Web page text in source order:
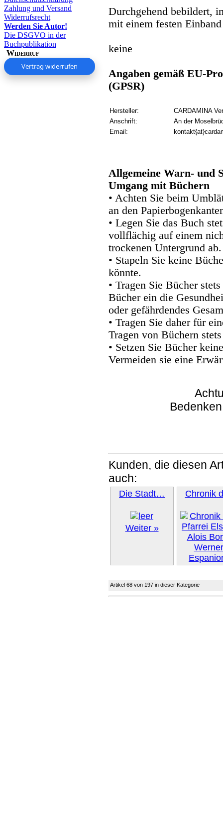
Zahlung und Versand
Widerrufsrecht
Werden Sie Autor!
Die DSGVO in der
Buchpublikation
Widerruf
Vertrag widerrufen
Durchgehend bebildert,
mit einem festen
keine
Angaben gemäß EU-
(GPSR)
Hersteller:
CARDAMINA
Anschrift:
An der
Email:
Allgemeine Warn- und
Umgang mit Büchern
• Achten Sie beim
an den
• Legen Sie das Buch
vollflächig auf einem
trockenen Untergrund ab.
• Stapeln Sie keine
könnte.
• Tragen Sie Bücher
Bücher ein die
oder gefährdendes
• Tragen Sie daher für
Tragen von Büchern
• Setzen Sie Bücher
Vermeiden sie eine
Kunden, die diesen
auch:
Die Stadt…
Weiter »
Chronik
Artikel 68 von 197 in dieser Kategorie